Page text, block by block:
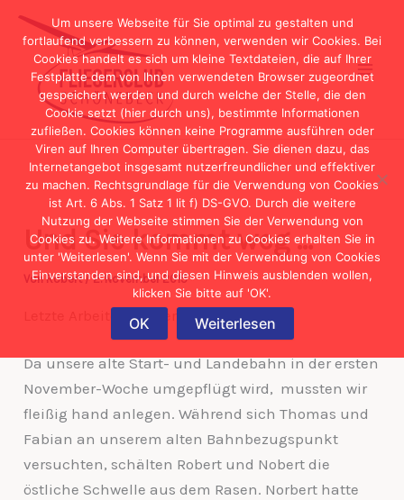
Zum
Inhalt
springen
Und Sie kommt weg …
VonRobert/2. November 2015
Letzte Arbeiten an der alten Bahn
Da unsere alte Start- und Landebahn in der ersten
November-Woche umgepflügt wird, mussten wir
fleißig hand anlegen. Während sich Thomas und
Fabian an unserem alten Bahnbezugspunkt
versuchten, schälten Robert und Nobert die
östliche Schwelle aus dem Rasen. Norbert hatte
Um unsere Webseite für Sie optimal zu gestalten und
fortlaufend verbessern zu können, verwenden wir Cookies. Bei
Cookies handelt es sich um kleine Textdateien, die auf Ihrer
Festplatte dem von Ihnen verwendeten Browser zugeordnet
gespeichert werden und durch welche der Stelle, die den
Cookie setzt (hier durch uns), bestimmte Informationen
zufließen. Cookies können keine Programme ausführen oder
Viren auf Ihren Computer übertragen. Sie dienen dazu, das
Internetangebot insgesamt nutzerfreundlicher und effektiver
zu machen. Rechtsgrundlage für die Verwendung von Cookies
ist Art. 6 Abs. 1 Satz 1 lit f) DS-GVO. Durch die weitere
Nutzung der Webseite stimmen Sie der Verwendung von
Cookies zu. Weitere Informationen zu Cookies erhalten Sie in
unter 'Weiterlesen'. Wenn Sie mit der Verwendung von Cookies
Einverstanden sind, und diesen Hinweis ausblenden wollen,
klicken Sie bitte auf 'OK'.
OK Weiterlesen